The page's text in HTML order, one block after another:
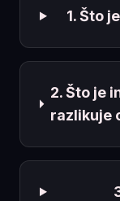
1. Što
2. Što je
razlikuje